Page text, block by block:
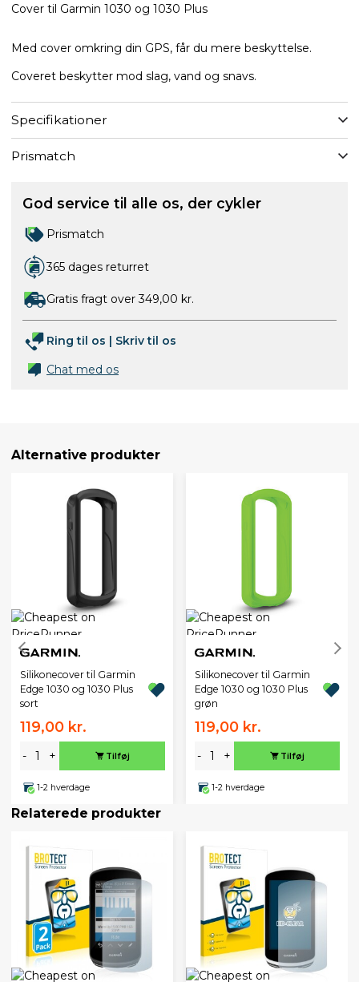
Cover til Garmin 1030 og 1030 Plus
Med cover omkring din GPS, får du mere beskyttelse.
Coveret beskytter mod slag, vand og snavs.
Specifikationer
Prismatch
God service til alle os, der cykler
Prismatch
365 dages returret
Gratis fragt over 349,00 kr.
Ring til os | Skriv til os
Chat med os
Alternative produkter
Silikonecover til Garmin
Edge 1030 og 1030 Plus
sort
119,00 kr.
- + Tilføj
1-2 hverdage
Silikonecover til Garmin
Edge 1030 og 1030 Plus
grøn
119,00 kr.
- + Tilføj
1-2 hverdage
Relaterede produkter